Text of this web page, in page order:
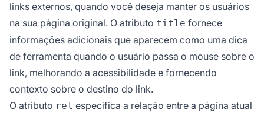
links externos, quando você deseja manter os usuários
na sua página original. O atributo title fornece
informações adicionais que aparecem como uma dica
de ferramenta quando o usuário passa o mouse sobre o
link, melhorando a acessibilidade e fornecendo
contexto sobre o destino do link.
O atributo rel especifica a relação entre a página atual